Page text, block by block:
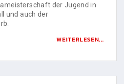
der Jugend in
und auch der
WEITERLESEN...